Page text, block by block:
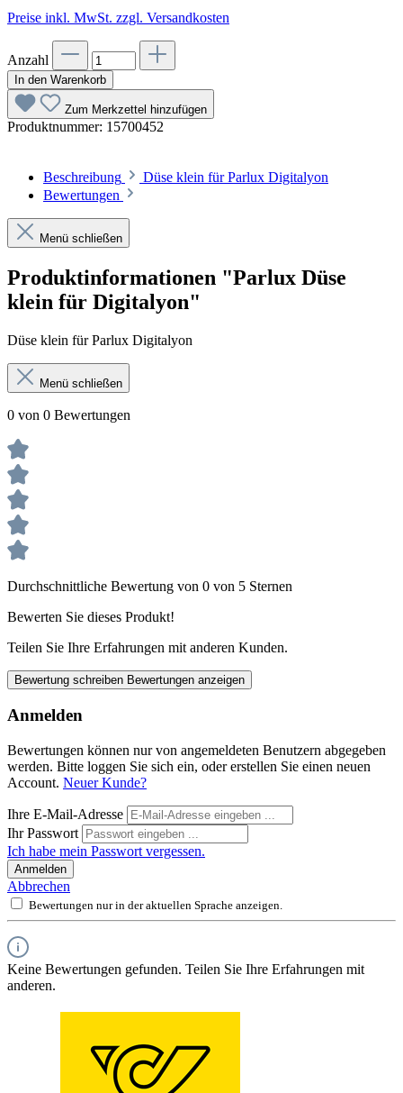
Preise inkl. MwSt. zzgl. Versandkosten
Anzahl
In den Warenkorb
Zum Merkzettel hinzufügen
Produktnummer: 15700452
Beschreibung
Düse klein für Parlux Digitalyon
Bewertungen
Menü schließen
Produktinformationen "Parlux Düse
klein für Digitalyon"
Düse klein für Parlux Digitalyon
Menü schließen
0 von 0 Bewertungen
Durchschnittliche Bewertung von 0 von 5 Sternen
Bewerten Sie dieses Produkt!
Teilen Sie Ihre Erfahrungen mit anderen Kunden.
Bewertung schreiben Bewertungen anzeigen
Anmelden
Bewertungen können nur von angemeldeten Benutzern abgegeben
werden. Bitte loggen Sie sich ein, oder erstellen Sie einen neuen
Account. Neuer Kunde?
Ihre E-Mail-Adresse
Ihr Passwort
Ich habe mein Passwort vergessen.
Anmelden
Abbrechen
Bewertungen nur in der aktuellen Sprache anzeigen.
Keine Bewertungen gefunden. Teilen Sie Ihre Erfahrungen mit
anderen.